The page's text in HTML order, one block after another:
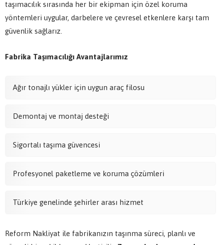
taşımacılık sırasında her bir ekipman için özel koruma
yöntemleri uygular, darbelere ve çevresel etkenlere karşı tam
güvenlik sağlarız.
Fabrika Taşımacılığı Avantajlarımız
Ağır tonajlı yükler için uygun araç filosu
Demontaj ve montaj desteği
Sigortalı taşıma güvencesi
Profesyonel paketleme ve koruma çözümleri
Türkiye genelinde şehirler arası hizmet
Reform Nakliyat ile fabrikanızın taşınma süreci, planlı ve